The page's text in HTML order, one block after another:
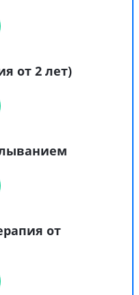
от 2 лет)
от